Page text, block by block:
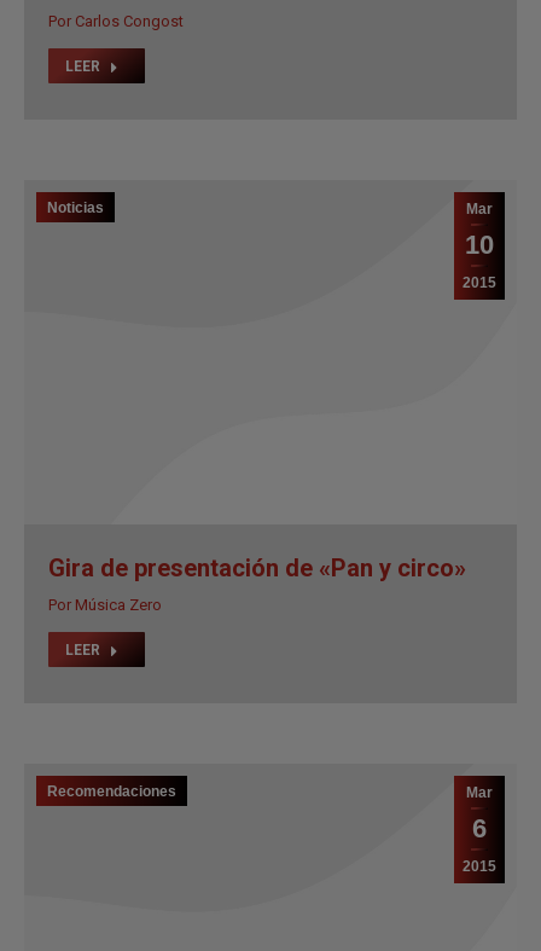
Por Carlos Congost
LEER
Mar
10
2015
Noticias
Gira de presentación de «Pan y circo»
Por Música Zero
LEER
Mar
6
2015
Recomendaciones